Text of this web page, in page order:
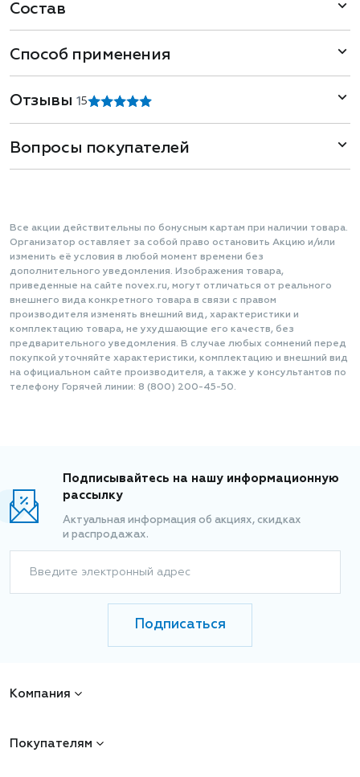
Состав
Способ применения
Отзывы1 5
Вопросы покупателей
Все акции действительны по бонусным картам при наличии товара.
Организатор оставляет за собой право остановить Акцию и/или
изменить её условия в любой момент времени без
дополнительного уведомления. Изображения товара,
приведенные на сайте novex.ru, могут отличаться от реального
внешнего вида конкретного товара в связи с правом
производителя изменять внешний вид, характеристики и
комплектацию товара, не ухудшающие его качеств, без
предварительного уведомления. В случае любых сомнений перед
покупкой уточняйте характеристики, комплектацию и внешний вид
на официальном сайте производителя, а также у консультантов по
телефону Горячей линии: 8 (800) 200-45-50.
Подписывайтесь на нашу информационную
рассылку
Актуальная информация об акциях, скидках
и распродажах.
Введите электронный адрес
Подписаться
Компания
Покупателям